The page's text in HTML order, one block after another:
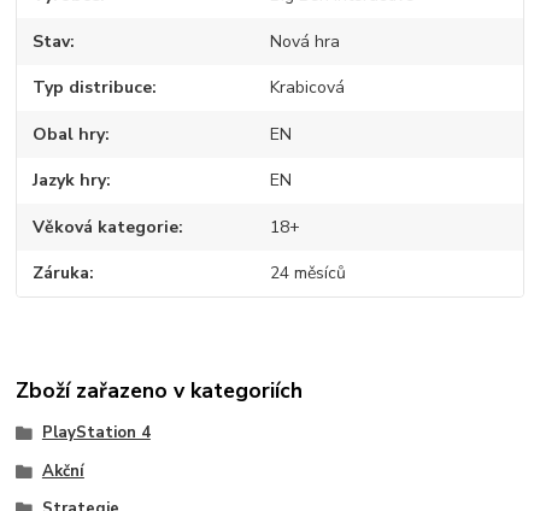
Stav Nová hra
Typ distribuce Krabicová
Obal hry EN
Jazyk hry EN
Věková kategorie 18+
Záruka 24 měsíců
Zboží zařazeno v kategoriích
PlayStation 4
Akční